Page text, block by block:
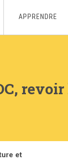
APPRENDRE
et